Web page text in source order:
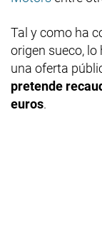
Tal y como ha
origen sueco, lo
una oferta
pretende
euros.